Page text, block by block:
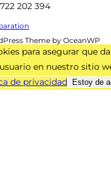
202 394
Theme by OceanWP
para asegurar que
en nuestro sitio
de privacidad Estoy de